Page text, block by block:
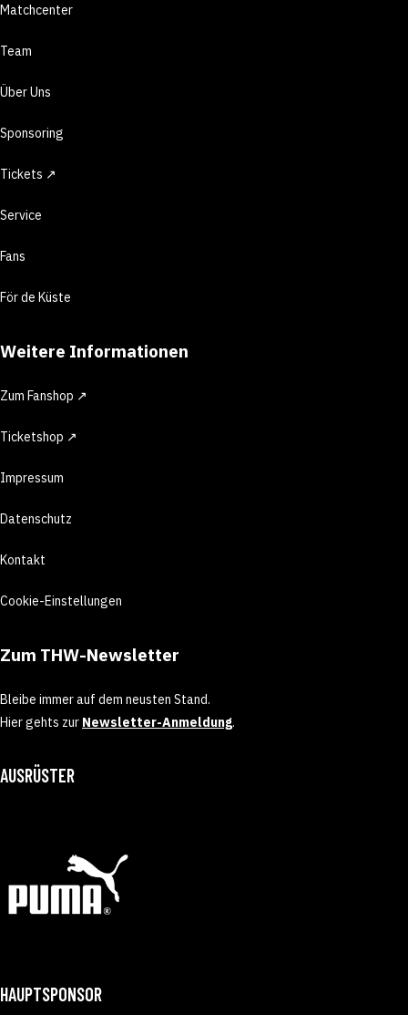
Matchcenter
Team
Über Uns
Sponsoring
Tickets ↗
Service
Fans
För de Küste
Weitere Informationen
Zum Fanshop ↗
Ticketshop ↗
Impressum
Datenschutz
Kontakt
Cookie-Einstellungen
Zum THW-Newsletter
Bleibe immer auf dem neusten Stand.
Hier gehts zur Newsletter-Anmeldung.
AUSRÜSTER
HAUPTSPONSOR